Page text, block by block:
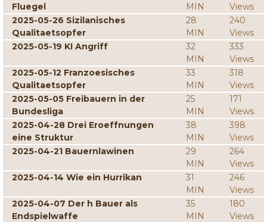
Fluegel
MIN
Views
2025-05-26 Sizilanisches
Qualitaetsopfer
28
MIN
240
Views
2025-05-19 KI Angriff
32
MIN
333
Views
2025-05-12 Franzoesisches
Qualitaetsopfer
33
MIN
318
Views
2025-05-05 Freibauern in der
Bundesliga
25
MIN
171
Views
2025-04-28 Drei Eroeffnungen
eine Struktur
38
MIN
398
Views
2025-04-21 Bauernlawinen
29
MIN
264
Views
2025-04-14 Wie ein Hurrikan
31
MIN
246
Views
2025-04-07 Der h Bauer als
Endspielwaffe
35
MIN
180
Views